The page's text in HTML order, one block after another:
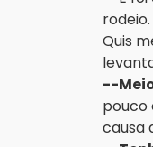
rodeio.
Quis
--
pouco
causa